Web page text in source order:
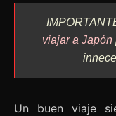
viajar a Japón
Un buen viaje